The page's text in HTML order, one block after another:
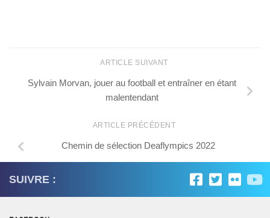
ARTICLE SUIVANT
Sylvain Morvan, jouer au football et entraîner en étant
malentendant
ARTICLE PRÉCÉDENT
Chemin de sélection Deaflympics 2022
SUIVRE :